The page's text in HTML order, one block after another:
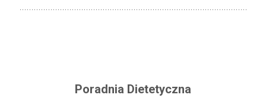
Poradnia Dietetyczna